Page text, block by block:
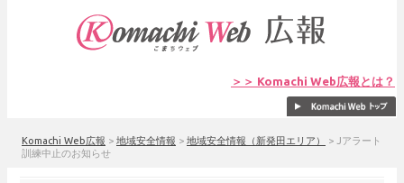
＞＞ Komachi Web広報とは？
Komachi Web広報 > 地域安全情報 > 地域安全情報（新発田エリア） > Jアラート
訓練中止のお知らせ